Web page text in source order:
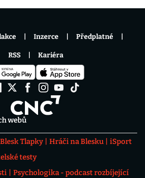
webů
Blesk Tlapky Hráči na Blesku
iSport
testy
Psychologika - podcast rozbíjející
Inzerce Předplatné
RSS Kariéra